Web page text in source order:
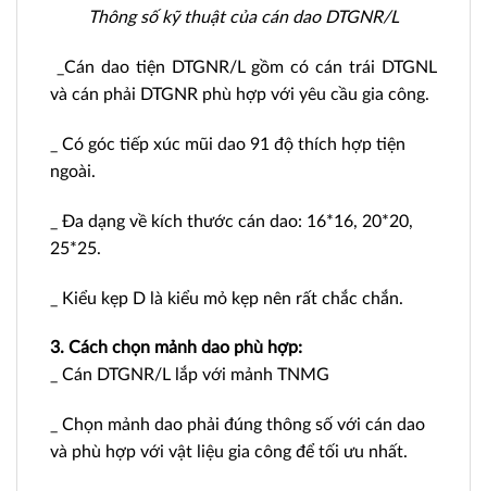
Thông số kỹ thuật của cán dao DTGNR/L
_Cán dao tiện DTGNR/L gồm có cán trái DTGNL
và cán phải DTGNR phù hợp với yêu cầu gia công.
_ Có góc tiếp xúc mũi dao 91 độ thích hợp tiện
ngoài.
_ Đa dạng về kích thước cán dao: 16*16, 20*20,
25*25.
_ Kiểu kẹp D là kiểu mỏ kẹp nên rất chắc chắn.
3. Cách chọn mảnh dao phù hợp:
_ Cán DTGNR/L lắp với mảnh TNMG
_ Chọn mảnh dao phải đúng thông số với cán dao
và phù hợp với vật liệu gia công để tối ưu nhất.